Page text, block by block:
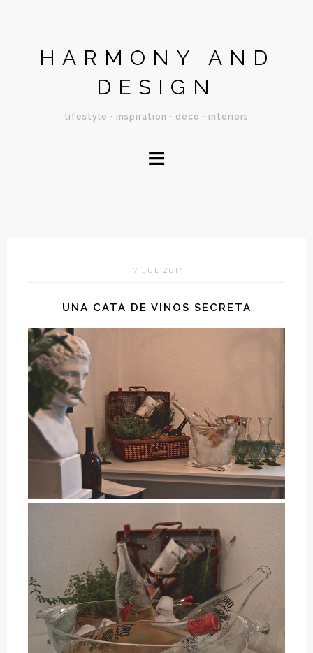
HARMONY AND
DESIGN
lifestyle · inspiration · deco · interiors
≡
17 JUL 2014
UNA CATA DE VINOS SECRETA